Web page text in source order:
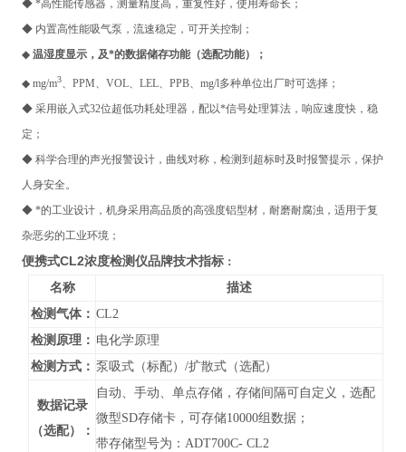
◆ *高性能传感器，测量精度高，重复性好，使用寿命长；
◆ 内置高性能吸气泵，流速稳定，可开关控制；
◆温湿度显示，及*的数据储存功能（选配功能）；
◆ mg/m3、PPM、VOL、LEL、PPB、mg/l多种单位出厂时可选择；
◆ 采用嵌入式32位超低功耗处理器，配以*信号处理算法，响应速度快，稳
定；
◆ 科学合理的声光报警设计，曲线对称，检测到超标时及时报警提示，保护
人身安全。
◆ *的工业设计，机身采用高品质的高强度铝型材，耐磨耐腐浊，适用于复
杂恶劣的工业环境；
便携式CL2浓度检测仪品牌技术指标：
名称
描述
检测气体： CL2
检测原理： 电化学原理
检测方式： 泵吸式（标配）/扩散式（选配）
数据记录
（选配）：
自动、手动、单点存储，存储间隔可自定义，选配
微型SD存储卡，可存储10000组数据；
带存储型号为：ADT700C- CL2